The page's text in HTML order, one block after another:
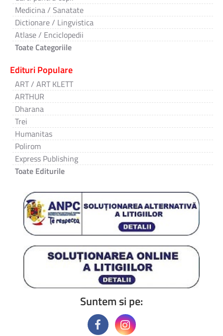
Medicina / Sanatate
Dictionare / Lingvistica
Atlase / Enciclopedii
Toate Categoriile
Edituri Populare
ART / ART KLETT
ARTHUR
Dharana
Trei
Humanitas
Polirom
Express Publishing
Toate Editurile
Suntem si pe: